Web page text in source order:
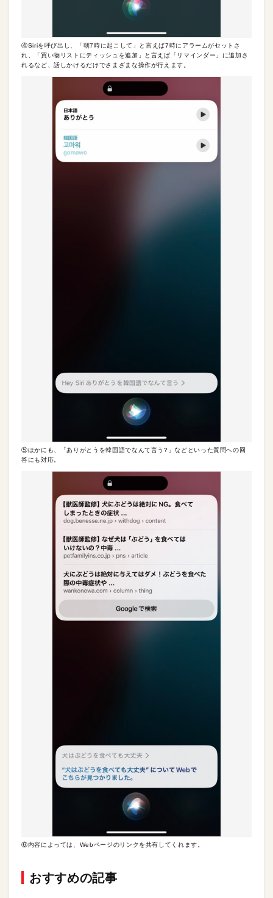
④Siriを呼び出し、「朝7時に起こして」と言えば7時にアラームがセットさ
れ、「買い物リストにティッシュを追加」と言えば「リマインダー」に追加さ
れるなど、話しかけるだけでさまざまな操作が行えます。
⑤ほかにも、「ありがとうを韓国語でなんて言う?」などといった質問への回
答にも対応。
⑥内容によっては、Webページのリンクを共有してくれます。
おすすめの記事